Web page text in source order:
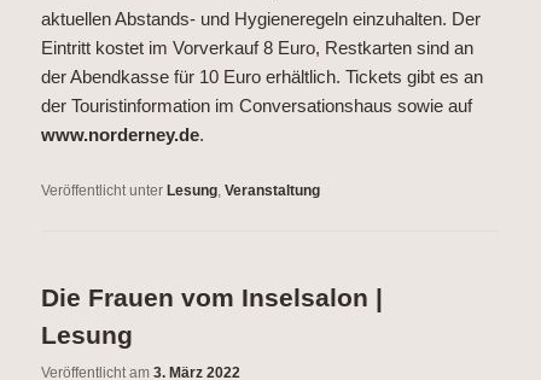
aktuellen Abstands- und Hygieneregeln einzuhalten. Der
Eintritt kostet im Vorverkauf 8 Euro, Restkarten sind an
der Abendkasse für 10 Euro erhältlich. Tickets gibt es an
der Touristinformation im Conversationshaus sowie auf
www.norderney.de.
Veröffentlicht unter Lesung ,Veranstaltung
Die Frauen vom Inselsalon |
Lesung
Veröffentlicht am3. März 2022